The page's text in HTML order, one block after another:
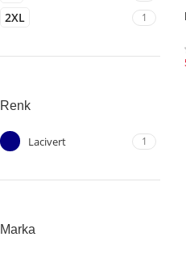
2XL 1
Renk
Lacivert 1
Marka